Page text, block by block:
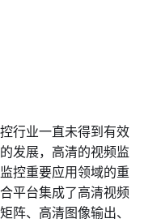
行业一直未得到有效
发展，高清的视频监
控重要应用领域的重
平台集成了高清视频
阵、高清图像输出、